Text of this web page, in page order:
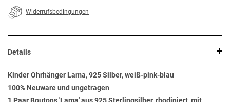
Widerrufsbedingungen
Details
Kinder Ohrhänger Lama, 925 Silber, weiß-pink-blau
100% Neuware und ungetragen